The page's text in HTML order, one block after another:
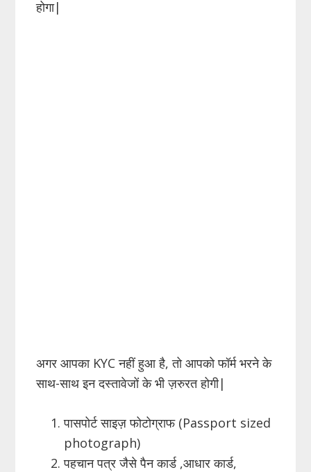
होगा|
अगर आपका KYC नहीं हुआ है, तो आपको फॉर्म भरने के
साथ-साथ इन दस्तावेजों के भी ज़रुरत होगी|
पासपोर्ट साइज़ फोटोग्राफ (Passport sized
photograph)
पहचान पत्र जैसे पैन कार्ड ,आधार कार्ड,